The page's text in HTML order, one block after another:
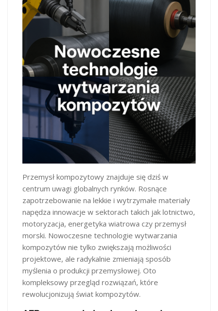
Przemysł kompozytowy znajduje się dziś w
centrum uwagi globalnych rynków. Rosnące
zapotrzebowanie na lekkie i wytrzymałe materiały
napędza innowacje w sektorach takich jak lotnictwo,
motoryzacja, energetyka wiatrowa czy przemysł
morski. Nowoczesne technologie wytwarzania
kompozytów nie tylko zwiększają możliwości
projektowe, ale radykalnie zmieniają sposób
myślenia o produkcji przemysłowej. Oto
kompleksowy przegląd rozwiązań, które
rewolucjonizują świat kompozytów.